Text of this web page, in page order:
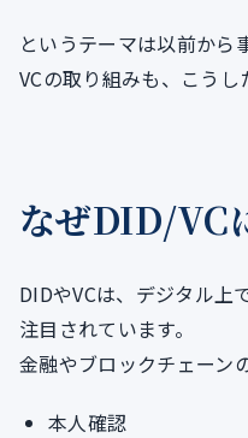
というテーマは以前から
VCの取り組みも、こうし
なぜDID/VC
DIDやVCは、デジタル上
注目されています。
金融やブロックチェーン
本人確認